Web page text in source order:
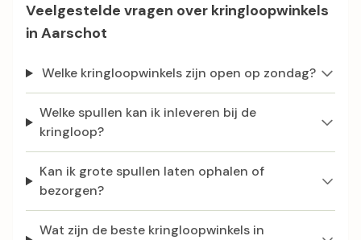
Veelgestelde vragen over kringloopwinkels
in Aarschot
Welke kringloopwinkels zijn open op zondag?
Welke spullen kan ik inleveren bij de
kringloop?
Kan ik grote spullen laten ophalen of
bezorgen?
Wat zijn de beste kringloopwinkels in